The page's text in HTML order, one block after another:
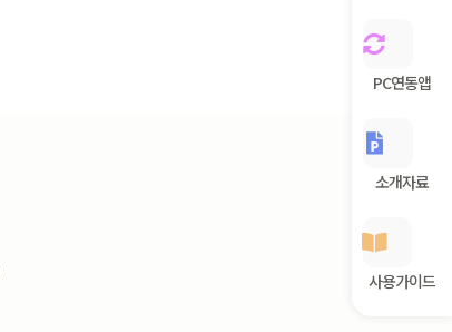
PC연동앱
소개자료
사용가이드